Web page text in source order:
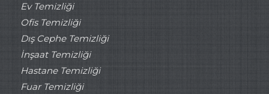
Ev Temizliği
Ofis Temizliği
Dış Cephe Temizliği
İnşaat Temizliği
Hastane Temizliği
Fuar Temizliği